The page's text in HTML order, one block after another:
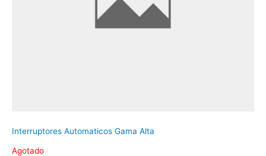
Interruptores Automaticos Gama Alta
Agotado